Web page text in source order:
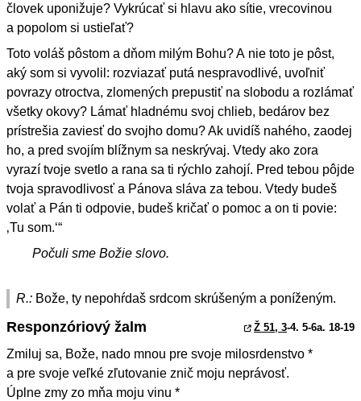
človek uponižuje? Vykrúcať si hlavu ako sítie, vrecovinou
a popolom si ustieľať?
Toto voláš pôstom a dňom milým Bohu? A nie toto je pôst,
aký som si vyvolil: rozviazať putá nespravodlivé, uvoľniť
povrazy otroctva, zlomených prepustiť na slobodu a rozlámať
všetky okovy? Lámať hladnému svoj chlieb, bedárov bez
prístrešia zaviesť do svojho domu? Ak uvidíš nahého, zaodej
ho, a pred svojím blížnym sa neskrývaj. Vtedy ako zora
vyrazí tvoje svetlo a rana sa ti rýchlo zahojí. Pred tebou pôjde
tvoja spravodlivosť a Pánova sláva za tebou. Vtedy budeš
volať a Pán ti odpovie, budeš kričať o pomoc a on ti povie:
‚Tu som.‘“
Počuli sme Božie slovo.
R.: Bože, ty nepohŕdaš srdcom skrúšeným a poníženým.
Responzóriový žalm Ž 51, 3-4. 5-6a. 18-19
Zmiluj sa, Bože, nado mnou pre svoje milosrdenstvo *
a pre svoje veľké zľutovanie znič moju neprávosť.
Úplne zmy zo mňa moju vinu *